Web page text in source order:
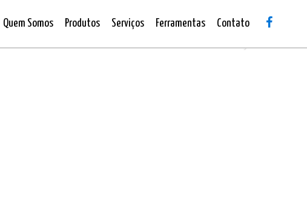
Quem Somos Produtos Serviços Ferramentas Contato
Next